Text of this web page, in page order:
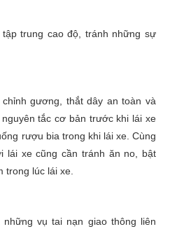
trung cao độ, tránh những sự
gương, thắt dây an toàn và
nguyên tắc cơ bản trước khi lái xe
rượu bia trong khi lái xe. Cùng
lái xe cũng cần tránh ăn no, bật
trong lúc lái xe.
vụ tai nạn giao thông liên